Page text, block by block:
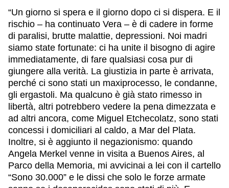
“Un giorno si spera e il giorno dopo ci si dispera. E il
rischio – ha continuato Vera – è di cadere in forme
di paralisi, brutte malattie, depressioni. Noi madri
siamo state fortunate: ci ha unite il bisogno di agire
immediatamente, di fare qualsiasi cosa pur di
giungere alla verità. La giustizia in parte è arrivata,
perché ci sono stati un maxiprocesso, le condanne,
gli ergastoli. Ma qualcuno è già stato rimesso in
libertà, altri potrebbero vedere la pena dimezzata e
ad altri ancora, come Miguel Etchecolatz, sono stati
concessi i domiciliari al caldo, a Mar del Plata.
Inoltre, si è aggiunto il negazionismo: quando
Angela Merkel venne in visita a Buenos Aires, al
Parco della Memoria, mi avvicinai a lei con il cartello
“Sono 30.000” e le dissi che solo le forze armate